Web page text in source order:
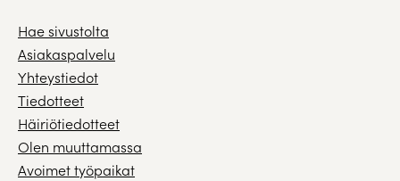
Hae sivustolta
Asiakaspalvelu
Yhteystiedot
Tiedotteet
Häiriötiedotteet
Olen muuttamassa
Avoimet työpaikat